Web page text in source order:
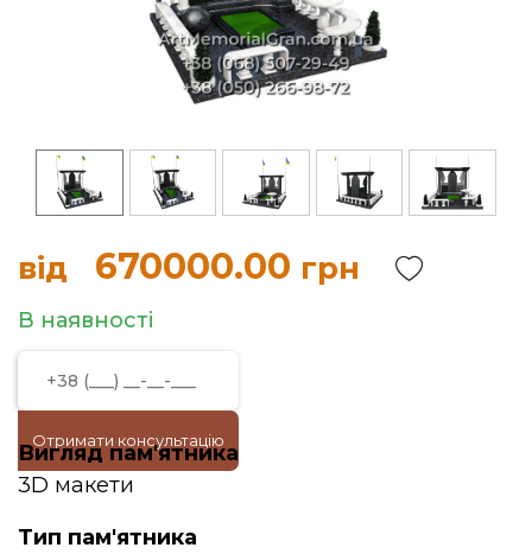
від 670000.00 грн
В наявності
Отримати консультацію
Вигляд пам'ятника
3D макети
Тип пам'ятника